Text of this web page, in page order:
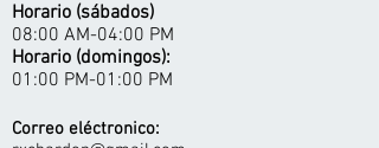
Horario (sábados)
08:00 AM-04:00 PM
Horario (domingos):
01:00 PM-01:00 PM
Correo eléctronico: